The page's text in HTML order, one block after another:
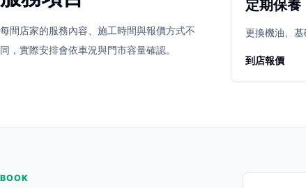
立即預約 開啟地圖 其他店家
每間店家的服務內容、施工時間與報價方式不
同，實際安排會依車況與門市容量確認。
定期保養
更換機油、基
到店報價
BOOK